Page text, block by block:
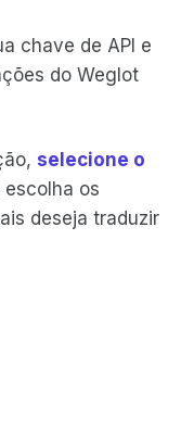
chave de API e
do Weglot
selecione o
escolha os
deseja traduzir